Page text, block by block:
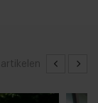
artikelen